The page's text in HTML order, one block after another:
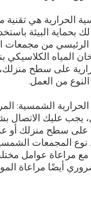
الحرارية هي تقنية
بحماية البيئة
الرئيسي من مجمعات
على سطح
من العمل.
الشمسية:
يجب عليك
على سطح منزلك أو
نوع المجمعات
مراعاة عوامل
أيضًا مراعاة